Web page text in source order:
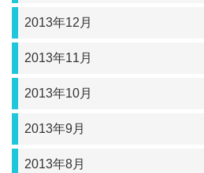
2013年12月
2013年11月
2013年10月
2013年9月
2013年8月